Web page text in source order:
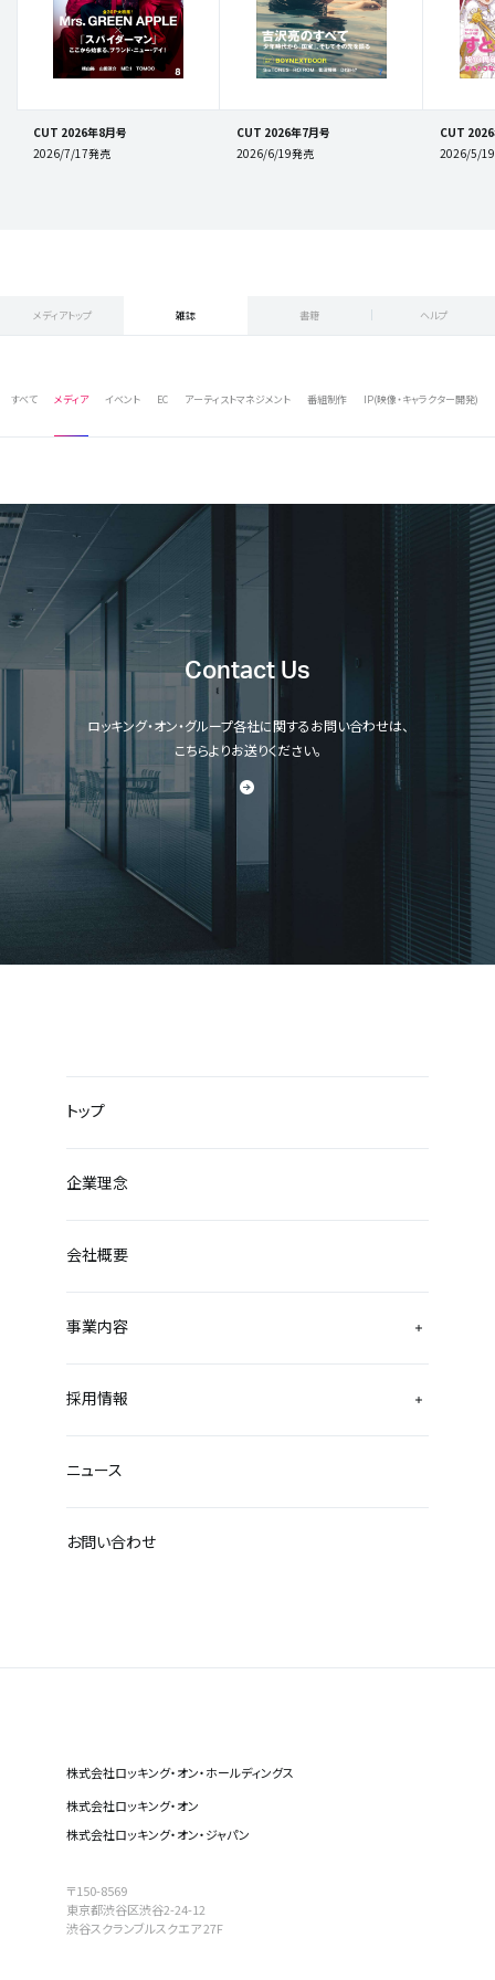
CUT 2026年8月号
2026/7/17発売
CUT 2026年7月号
2026/6/19発売
CUT
2026/5/
メディアトップ 雑誌 書籍 ヘルプ
すべて メディア イベント EC アーティストマネジメント 番組制作 IP(映像・キャラクター開発)
Contact Us
ロッキング・オン・グループ各社に関するお問い合わせは、
こちらよりお送りください。
株式会社ロッキング・オン・ホールディングス
株式会社ロッキング・オン
株式会社ロッキング・オン・ジャパン
〒150-8569
東京都渋谷区渋谷2-24-12
渋谷スクランブルスクエア 27F
トップ
企業理念
会社概要
事業内容
採用情報
ニュース
お問い合わせ